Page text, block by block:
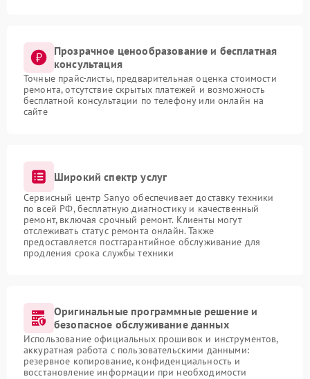
Прозрачное ценообразование и бесплатная
консультация
Точные прайс-листы, предварительная оценка стоимости
ремонта, отсутствие скрытых платежей и возможность
бесплатной консультации по телефону или онлайн на
сайте
Широкий спектр услуг
Сервисный центр Sanyo обеспечивает доставку техники
по всей РФ, бесплатную диагностику и качественный
ремонт, включая срочный ремонт. Клиенты могут
отслеживать статус ремонта онлайн. Также
предоставляется постгарантийное обслуживание для
продления срока службы техники
Оригинальные программные решение и
безопасное обслуживание данных
Использование официальных прошивок и инструментов,
аккуратная работа с пользовательскими данными:
резервное копирование, конфиденциальность и
восстановление информации при необходимости